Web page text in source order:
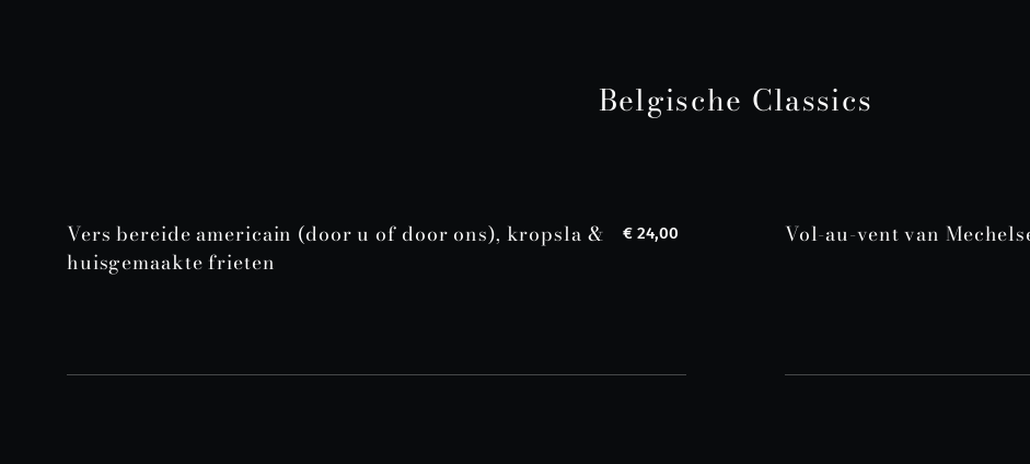
Belgische Classics
Vers bereide americain (door u of door ons), kropsla &
huisgemaakte frieten
€ 24,00 Vol-au-vent van